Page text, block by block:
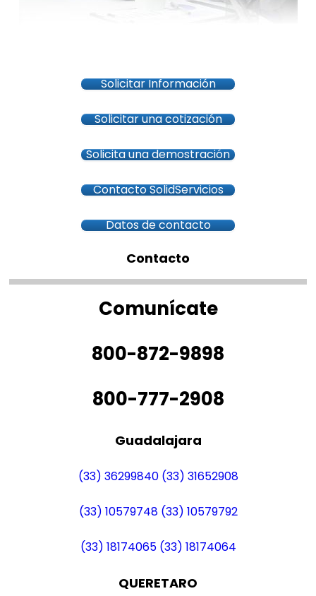
Solicitar Información
Solicitar una cotización
Solicita una demostración
Contacto SolidServicios
Datos de contacto
Contacto
Comunícate
800-872-9898
800-777-2908
Guadalajara
(33) 36299840 (33) 31652908
(33) 10579748 (33) 10579792
(33) 18174065 (33) 18174064
QUERETARO